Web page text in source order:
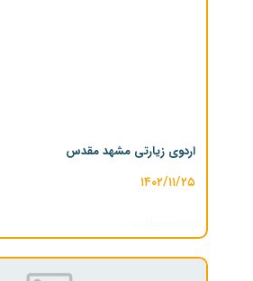
اردوی زیارتی مشهد مقدس
۱۴۰۲/۱۱/۲۵